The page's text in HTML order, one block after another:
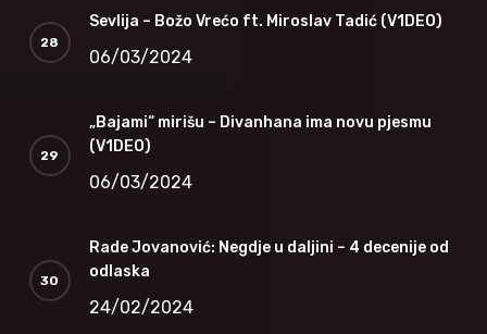
Sevlija – Božo Vrećo ft. Miroslav Tadić (V1DEO)
06/03/2024
„Bajami“ mirišu – Divanhana ima novu pjesmu
(V1DEO)
06/03/2024
Rade Jovanović: Negdje u daljini – 4 decenije od
odlaska
24/02/2024